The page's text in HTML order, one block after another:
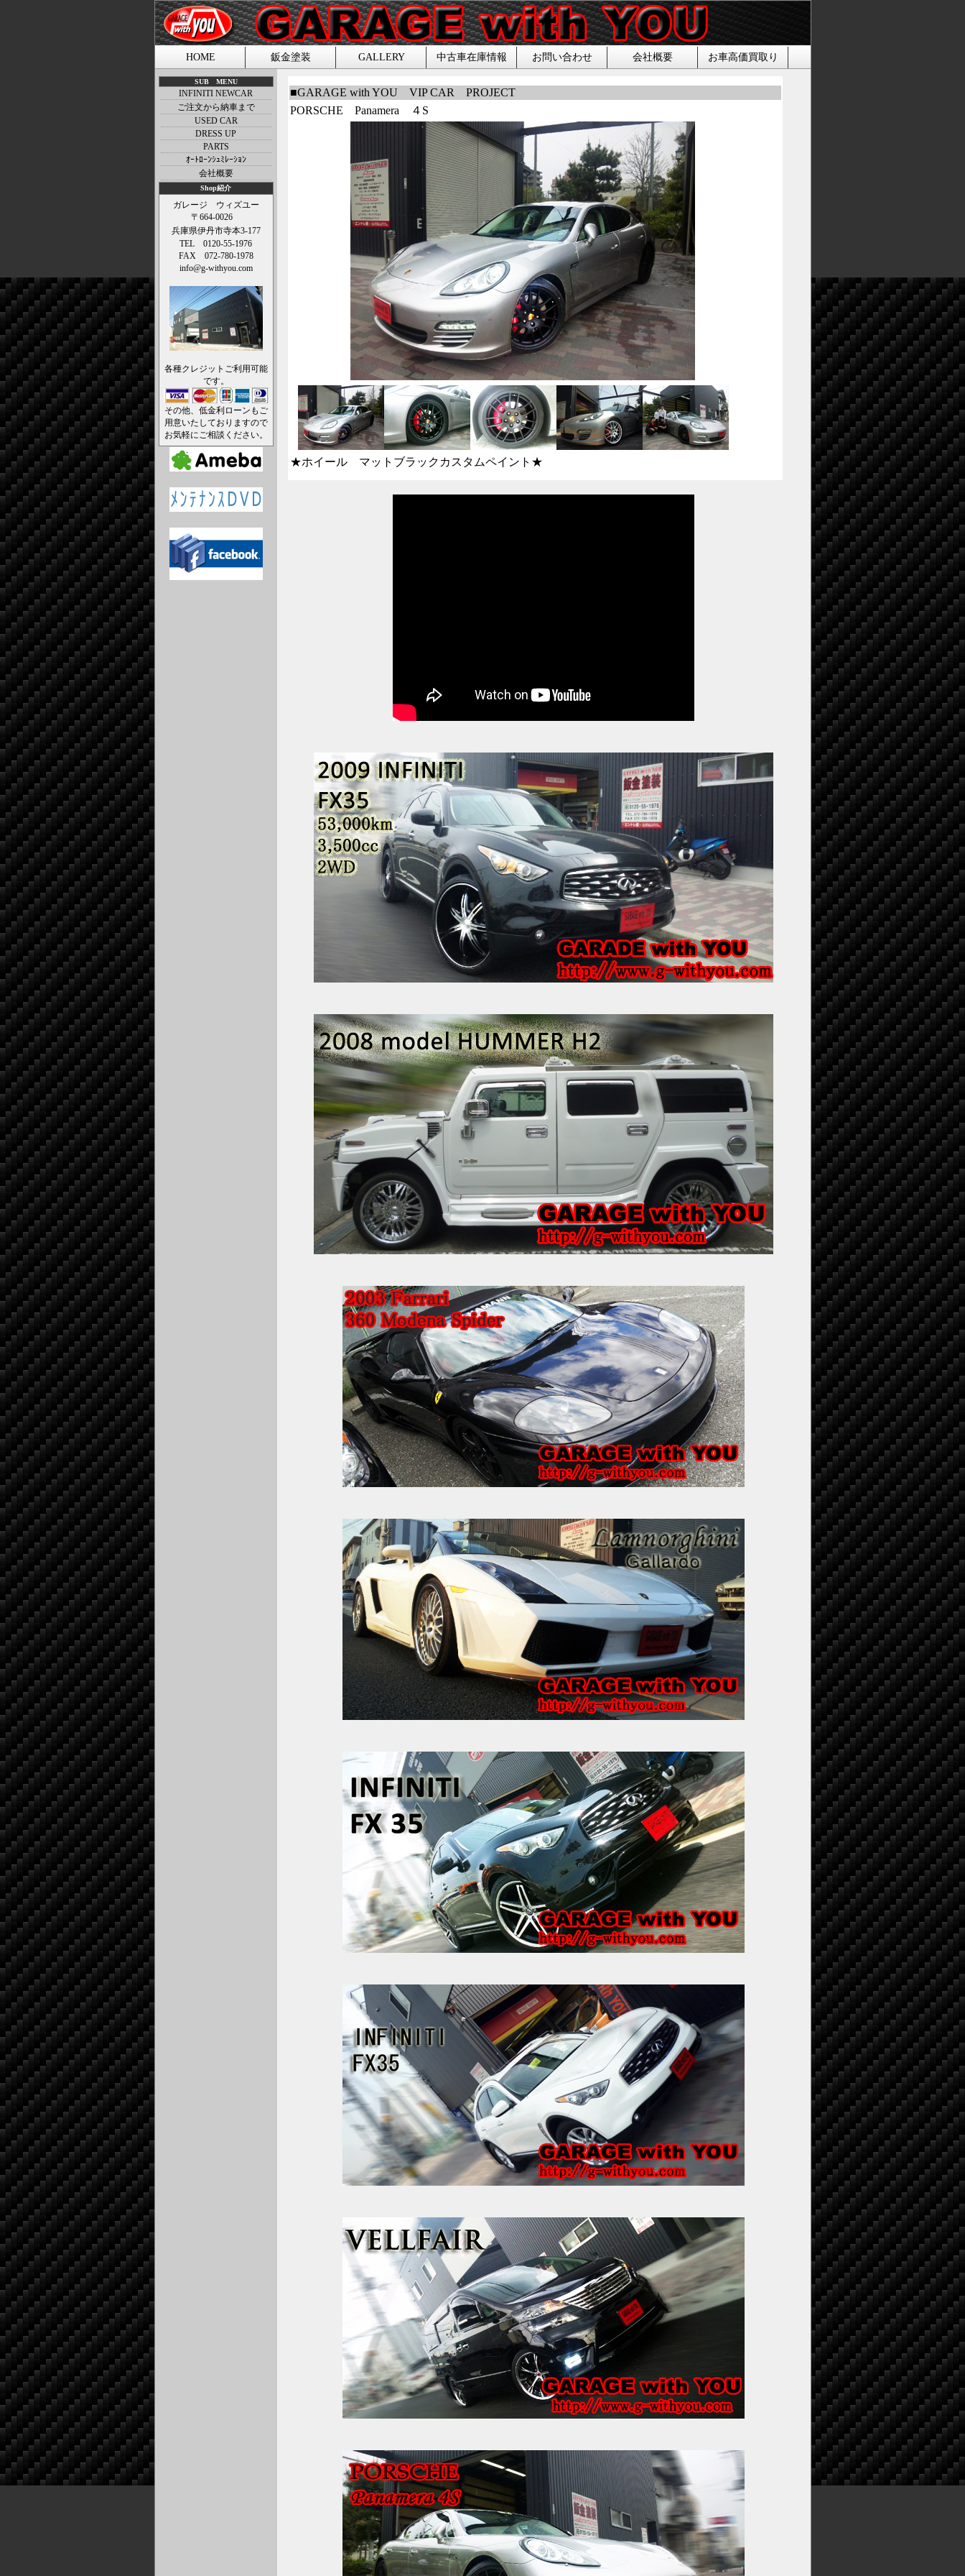
HOME 鈑金塗装 GALLERY 中古車在庫情報 お問い合わせ 会社概要 お車高価買取り
SUB MENU
INFINITI NEWCAR
ご注文から納車まで
USED CAR
DRESS UP
PARTS
ｵｰﾄﾛｰﾝｼｭﾐﾚｰｼｮﾝ
会社概要
Shop紹介
ガレージ ウィズユー
〒664-0026
兵庫県伊丹市寺本3-177
TEL 0120-55-1976
FAX 072-780-1978
info@g-withyou.com
各種クレジットご利用可能
です。
その他、低金利ローンもご
用意いたしておりますので
お気軽にご相談ください。
■GARAGE with YOU VIP CAR PROJECT
PORSCHE Panamera ４S
★ホイール マットブラックカスタムペイント★